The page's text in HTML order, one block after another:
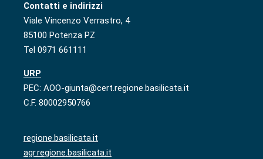
Contatti e indirizzi
Viale Vincenzo Verrastro, 4
85100 Potenza PZ
Tel 0971 661111
URP
PEC: AOO-giunta@cert.regione.basilicata.it
C.F. 80002950766
regione.basilicata.it
agr.regione.basilicata.it